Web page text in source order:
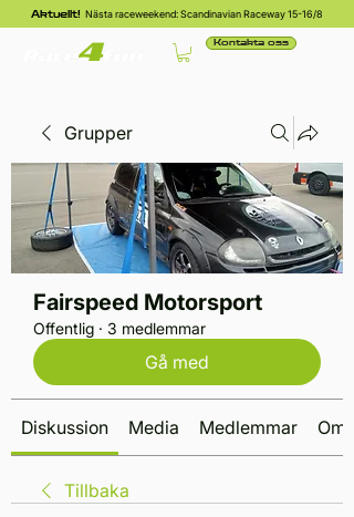
Aktuellt! Nästa raceweekend: Scandinavian Raceway 15-16/8
Kontakta oss
Grupper
Fairspeed Motorsport
Offentlig · 3 medlemmar
Gå med
Diskussion Media Medlemmar Om
Tillbaka